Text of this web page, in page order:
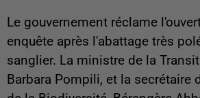
Le gouvernement réclame
enquête après l'abattage très
sanglier. La ministre de la
Barbara Pompili, et la secrétaire